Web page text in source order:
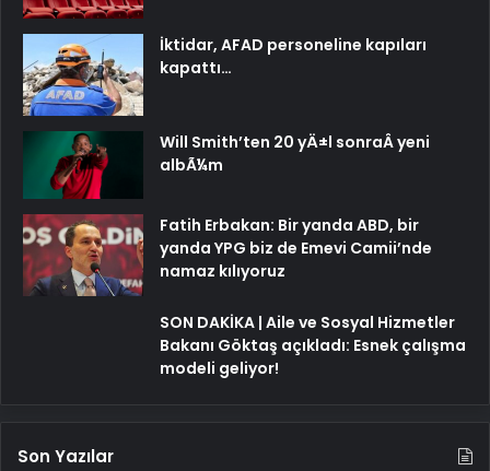
İktidar, AFAD personeline kapıları
kapattı…
Will Smith’ten 20 yÄ±l sonraÂ yeni
albÃ¼m
Fatih Erbakan: Bir yanda ABD, bir
yanda YPG biz de Emevi Camii’nde
namaz kılıyoruz
SON DAKİKA | Aile ve Sosyal Hizmetler
Bakanı Göktaş açıkladı: Esnek çalışma
modeli geliyor!
Son Yazılar